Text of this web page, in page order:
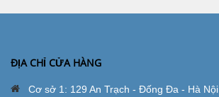
ĐỊA CHỈ CỬA HÀNG
Cơ sở 1: 129 An Trạch - Đống Đa - Hà Nội